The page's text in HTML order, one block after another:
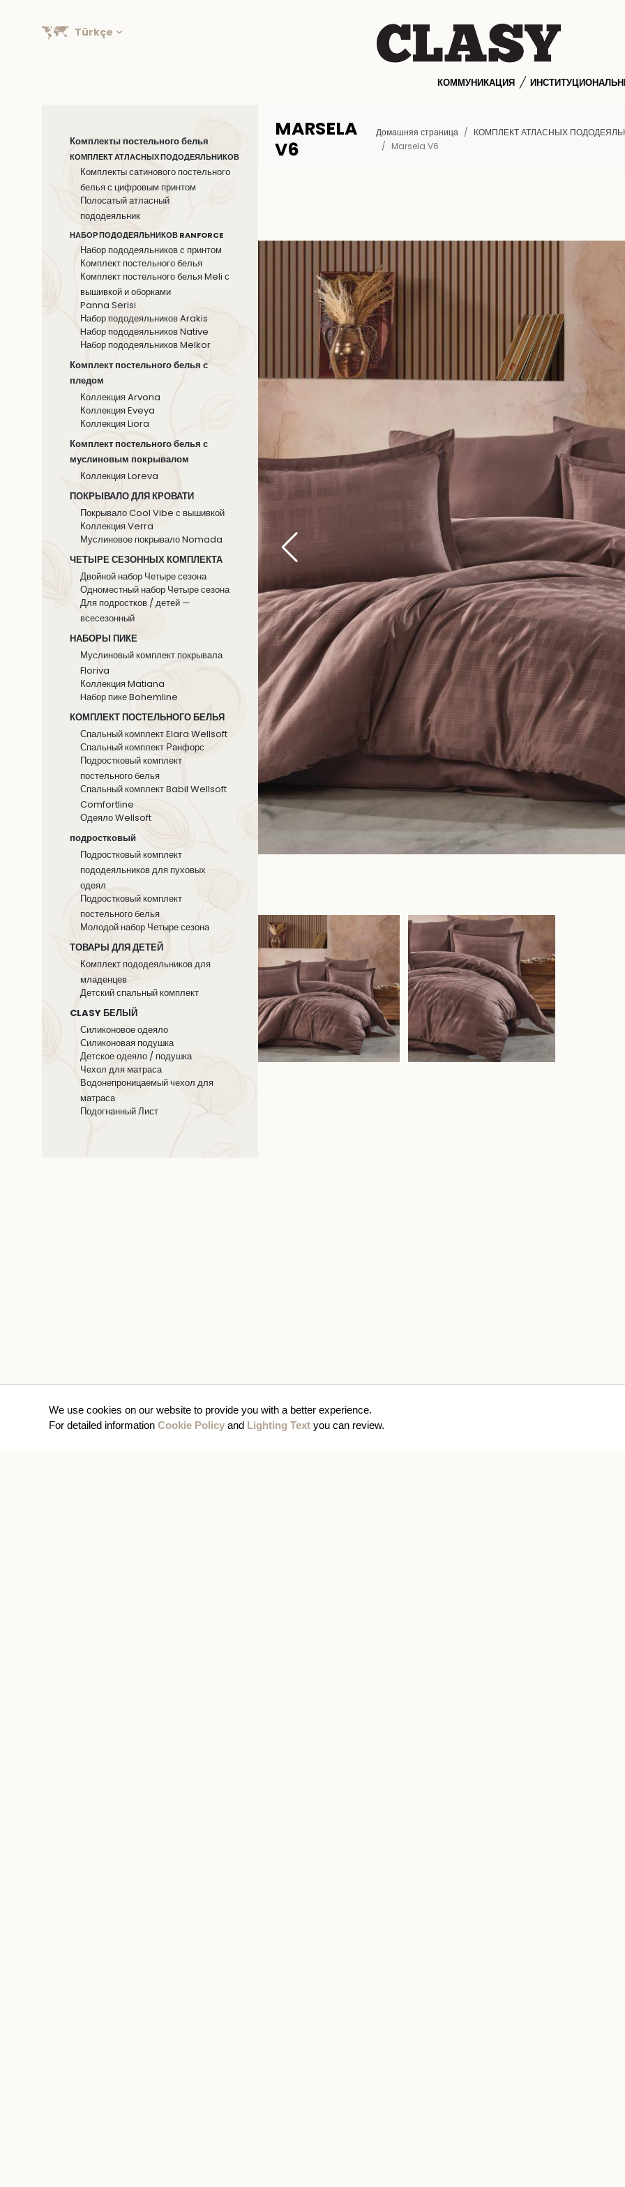
We use cookies on our website to provide you with a better experience.
For detailed information Cookie Policy and Lighting Text you can review.
Türkçe
КОММУНИКАЦИЯ
Комплекты постельного белья
КОМПЛЕКТ АТЛАСНЫХ ПОДОДЕЯЛЬНИКОВ
Комплекты сатинового постельного
белья с цифровым принтом
Полосатый атласный
пододеяльник
НАБОР ПОДОДЕЯЛЬНИКОВ RANFORCE
Набор пододеяльников с принтом
Комплект постельного белья
Комплект постельного белья Meli с
вышивкой и оборками
Panna Serisi
Набор пододеяльников Arakis
Hабор пододеяльников Native
Набор пододеяльников Melkor
Комплект постельного белья с
пледом
Коллекция Arvona
Коллекция Eveya
Коллекция Liora
Комплект постельного белья с
муслиновым покрывалом
Коллекция Loreva
ПОКРЫВАЛО ДЛЯ КРОВАТИ
Покрывало Cool Vibe с вышивкой
Коллекция Verra
Муслиновое покрывало Nomada
ЧЕТЫРЕ СЕЗОННЫХ КОМПЛЕКТА
Двойной набор Четыре сезона
Одноместный набор Четыре сезона
Для подростков / детей —
всесезонный
НАБОРЫ ПИКЕ
Муслиновый комплект покрывала
Floriva
Коллекция Matiana
Hабор пике Bohemline
КОМПЛЕКТ ПОСТЕЛЬНОГО БЕЛЬЯ
Спальный комплект Elara Wellsoft
Спальный комплект Ранфорс
Подростковый комплект
постельного белья
Спальный комплект Babil Wellsoft
Comfortline
Одеяло Wellsoft
подростковый
Подростковый комплект
пододеяльников для пуховых
одеял
Подростковый комплект
постельного белья
Молодой набор Четыре сезона
ТОВАРЫ ДЛЯ ДЕТЕЙ
Комплект пододеяльников для
младенцев
Детский спальный комплект
CLASY БЕЛЫЙ
Силиконовое одеяло
Силиконовая подушка
Детское одеяло / подушка
Чехол для матраса
Водонепроницаемый чехол для
матраса
Подогнанный Лист
MARSELA
V6
Домашняя страница КОМПЛЕКТ АТЛАСНЫХ
Marsela V6